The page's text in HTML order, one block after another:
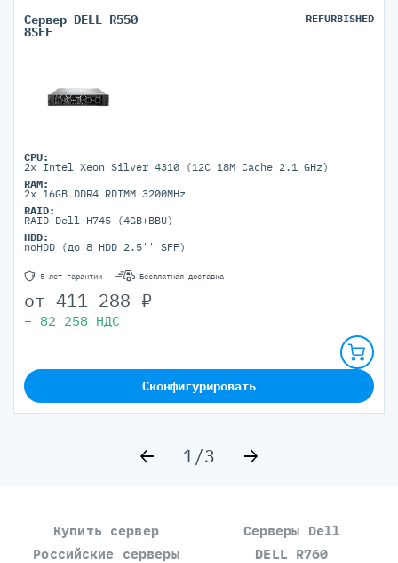
Сервер DELL R550
8SFF
REFURBISHED
CPU:
2x Intel Xeon Silver 4310 (12C 18M Cache 2.1 GHz)
RAM:
2x 16GB DDR4 RDIMM 3200MHz
RAID:
RAID Dell H745 (4GB+BBU)
HDD:
noHDD (до 8 HDD 2.5'' SFF)
5 лет гарантии Бесплатная доставка
от 411 288 ₽
+ 82 258 НДС
Сконфигурировать
1/3
Купить сервер
Российские серверы
Серверы Dell
DELL R760